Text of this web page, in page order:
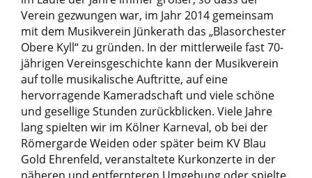
Verein gezwungen war, im Jahr 2014 gemeinsam
mit dem Musikverein Jünkerath das „Blasorchester
Obere Kyll“ zu gründen. In der mittlerweile fast 70-
jährigen Vereinsgeschichte kann der Musikverein
auf tolle musikalische Auftritte, auf eine
hervorragende Kameradschaft und viele schöne
und gesellige Stunden zurückblicken. Viele Jahre
lang spielten wir im Kölner Karneval, ob bei der
Römergarde Weiden oder später beim KV Blau
Gold Ehrenfeld, veranstaltete Kurkonzerte in der